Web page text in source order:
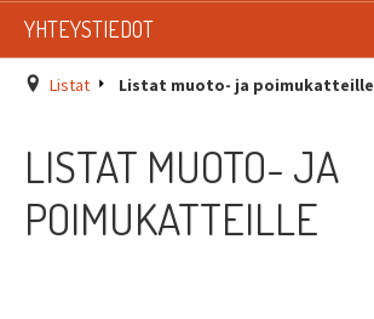
LISTAT
SADEVESIJÄRJESTELMÄT
YHTEYSTIEDOT
Listat Listat muoto- ja poimukatteille
LISTAT MUOTO- JA
POIMUKATTEILLE